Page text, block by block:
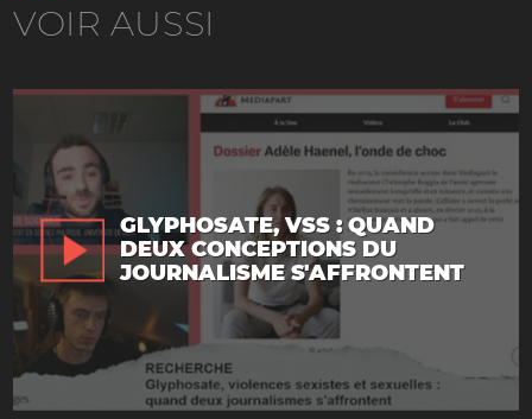
VOIR AUSSI
GLYPHOSATE, VSS : QUAND
DEUX CONCEPTIONS DU
JOURNALISME S'AFFRONTENT